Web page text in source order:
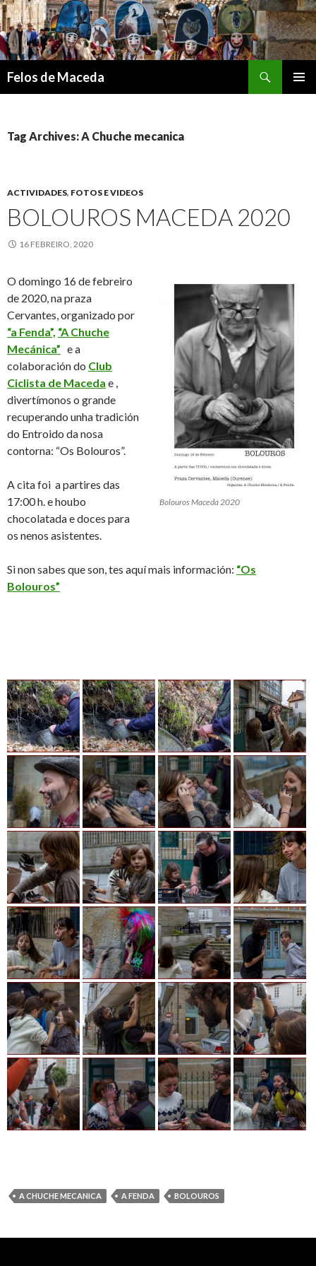
Felos de Maceda
Tag Archives: A Chuche mecanica
ACTIVIDADES, FOTOS E VIDEOS
BOLOUROS MACEDA 2020
16 FEBREIRO, 2020
Bolouros Maceda 2020
O domingo 16 de febreiro
de 2020, na praza
Cervantes, organizado por
“a Fenda”, “A Chuche
Mecánica” e a
colaboración do Club
Ciclista de Maceda e ,
divertímonos o grande
recuperando unha tradición
do Entroido da nosa
contorna: “Os Bolouros”.
A cita foi a partires das
17:00 h. e houbo
chocolatada e doces para
os nenos asistentes.
Si non sabes que son, tes aquí mais información: “Os
Bolouros”
A CHUCHE MECANICA A FENDA BOLOUROS